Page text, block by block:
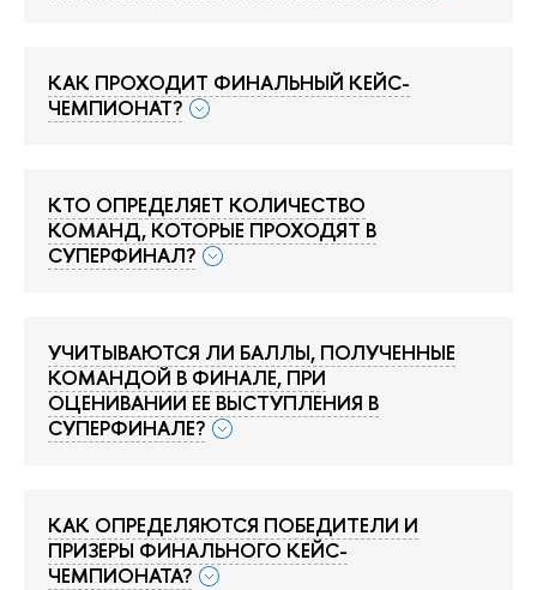
КАК ПРОХОДИТ ФИНАЛЬНЫЙ КЕЙС-
ЧЕМПИОНАТ?
КТО ОПРЕДЕЛЯЕТ КОЛИЧЕСТВО
КОМАНД, КОТОРЫЕ ПРОХОДЯТ В
СУПЕРФИНАЛ?
УЧИТЫВАЮТСЯ ЛИ БАЛЛЫ, ПОЛУЧЕННЫЕ
КОМАНДОЙ В ФИНАЛЕ, ПРИ
ОЦЕНИВАНИИ ЕЕ ВЫСТУПЛЕНИЯ В
СУПЕРФИНАЛЕ?
КАК ОПРЕДЕЛЯЮТСЯ ПОБЕДИТЕЛИ И
ПРИЗЕРЫ ФИНАЛЬНОГО КЕЙС-
ЧЕМПИОНАТА?